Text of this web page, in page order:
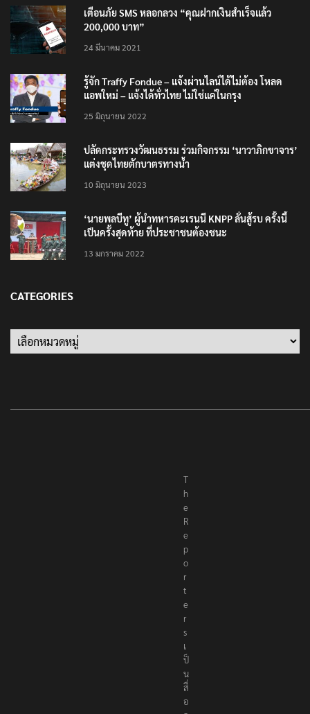
เตือนภัย SMS หลอกลวง “คุณฝากเงินสำเร็จแล้ว
200,000 บาท”
24 มีนาคม 2021
รู้จัก Traffy Fondue – แจ้งผ่านไลน์ได้ไม่ต้อง โหลด
แอพใหม่ – แจ้งได้ทั่วไทย ไม่ใช่แค่ในกรุง
25 มิถุนายน 2022
ปลัดกระทรวงวัฒนธรรม ร่วมกิจกรรม ‘นาวาภิกขาจาร’
แต่งชุดไทยตักบาตรทางน้ำ
10 มิถุนายน 2023
‘นายพลบีทู’ ผู้นำทหารคะเรนนี KNPP ลั่นสู้รบ ครั้งนี้
เป็นครั้งสุดท้าย ที่ประชาชนต้องชนะ
13 มกราคม 2022
CATEGORIES
Categories
T
h
e
R
e
p
o
r
t
e
r
s
เ
ป็
น
สื่
อ